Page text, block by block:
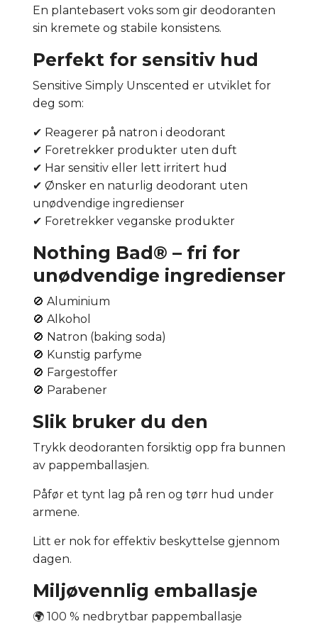
En plantebasert voks som gir deodoranten
sin kremete og stabile konsistens.
Perfekt for sensitiv hud
Sensitive Simply Unscented er utviklet for
deg som:
✔ Reagerer på natron i deodorant
✔ Foretrekker produkter uten duft
✔ Har sensitiv eller lett irritert hud
✔ Ønsker en naturlig deodorant uten
unødvendige ingredienser
✔ Foretrekker veganske produkter
Nothing Bad® – fri for
unødvendige ingredienser
🚫 Aluminium
🚫 Alkohol
🚫 Natron (baking soda)
🚫 Kunstig parfyme
🚫 Fargestoffer
🚫 Parabener
Slik bruker du den
Trykk deodoranten forsiktig opp fra bunnen
av pappemballasjen.
Påfør et tynt lag på ren og tørr hud under
armene.
Litt er nok for effektiv beskyttelse gjennom
dagen.
Miljøvennlig emballasje
🌍 100 % nedbrytbar pappemballasje